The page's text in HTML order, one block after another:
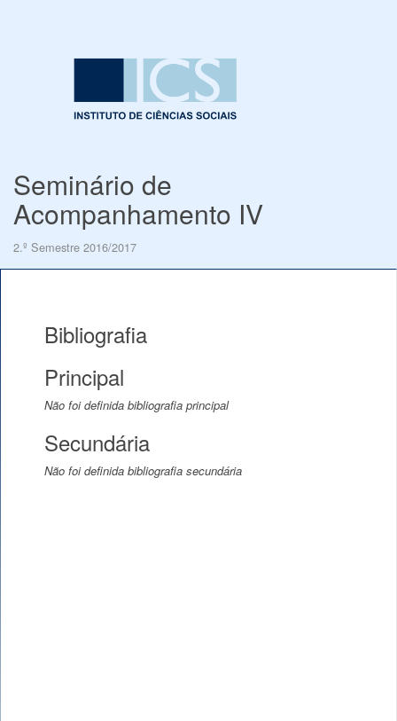
Seminário de
Acompanhamento IV
2.º Semestre 2016/2017
Bibliografia
Principal
Não foi definida bibliografia principal
Secundária
Não foi definida bibliografia secundária